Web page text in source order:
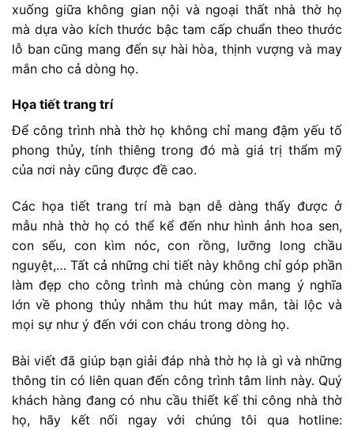
xuống giữa không gian nội và ngoại thất nhà thờ họ
mà dựa vào kích thước bậc tam cấp chuẩn theo thước
lỗ ban cũng mang đến sự hài hòa, thịnh vượng và may
mắn cho cả dòng họ.
Họa tiết trang trí
Để công trình nhà thờ họ không chỉ mang đậm yếu tố
phong thủy, tính thiêng trong đó mà giá trị thẩm mỹ
của nơi này cũng được đề cao.
Các họa tiết trang trí mà bạn dễ dàng thấy được ở
mẫu nhà thờ họ có thể kể đến như hình ảnh hoa sen,
con sếu, con kìm nóc, con rồng, lưỡng long chầu
nguyệt,… Tất cả những chi tiết này không chỉ góp phần
làm đẹp cho công trình mà chúng còn mang ý nghĩa
lớn về phong thủy nhằm thu hút may mắn, tài lộc và
mọi sự như ý đến với con cháu trong dòng họ.
Bài viết đã giúp bạn giải đáp nhà thờ họ là gì và những
thông tin có liên quan đến công trình tâm linh này. Quý
khách hàng đang có nhu cầu thiết kế thi công nhà thờ
họ, hãy kết nối ngay với chúng tôi qua hotline: